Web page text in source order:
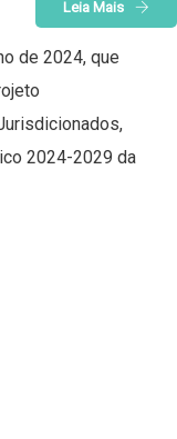
Leia Mais
de 2024, que
2024-2029 da